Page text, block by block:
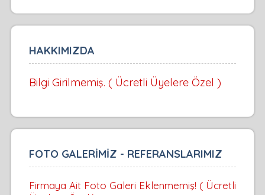
HAKKIMIZDA
Bilgi Girilmemiş. ( Ücretli Üyelere Özel )
FOTO GALERİMİZ - REFERANSLARIMIZ
Firmaya Ait Foto Galeri Eklenmemiş! ( Ücretli